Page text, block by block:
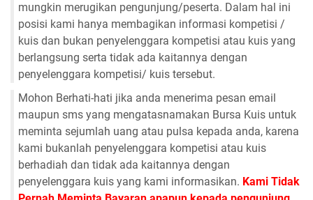
mungkin merugikan pengunjung/peserta. Dalam hal ini
posisi kami hanya membagikan informasi kompetisi /
kuis dan bukan penyelenggara kompetisi atau kuis yang
berlangsung serta tidak ada kaitannya dengan
penyelenggara kompetisi/ kuis tersebut.
Mohon Berhati-hati jika anda menerima pesan email
maupun sms yang mengatasnamakan Bursa Kuis untuk
meminta sejumlah uang atau pulsa kepada anda, karena
kami bukanlah penyelenggara kompetisi atau kuis
berhadiah dan tidak ada kaitannya dengan
penyelenggara kuis yang kami informasikan. Kami Tidak